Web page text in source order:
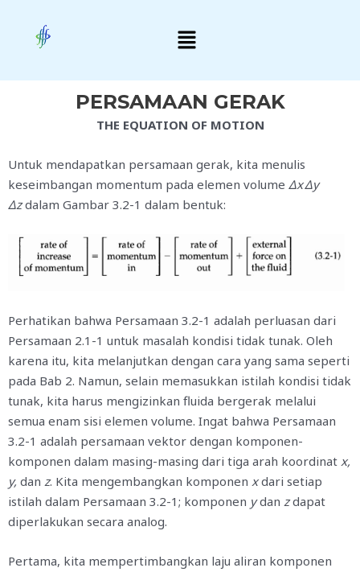
content
Menu
PERSAMAAN GERAK
THE EQUATION OF MOTION
Untuk mendapatkan persamaan gerak, kita menulis
keseimbangan momentum pada elemen volume Δx Δy
Δzdalam Gambar 3.2-1 dalam bentuk:
Perhatikan bahwa Persamaan 3.2-1 adalah perluasan dari
Persamaan 2.1-1 untuk masalah kondisi tidak tunak. Oleh
karena itu, kita melanjutkan dengan cara yang sama seperti
pada Bab 2. Namun, selain memasukkan istilah kondisi tidak
tunak, kita harus mengizinkan fluida bergerak melalui
semua enam sisi elemen volume. Ingat bahwa Persamaan
3.2-1 adalah persamaan vektor dengan komponen-
komponen dalam masing-masing dari tiga arah koordinat x,
y, dan z. Kita mengembangkan komponen xdari setiap
istilah dalam Persamaan 3.2-1; komponen ydan zdapat
diperlakukan secara analog.
Pertama, kita mempertimbangkan laju aliran komponen